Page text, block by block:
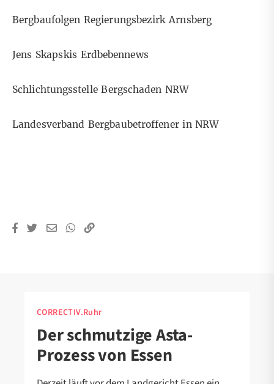
Bergbaufolgen Regierungsbezirk Arnsberg
Jens Skapskis Erdbebennews
Schlichtungsstelle Bergschaden NRW
Landesverband Bergbaubetroffener in NRW
CORRECTIV.Ruhr
Der schmutzige Asta-
Prozess von Essen